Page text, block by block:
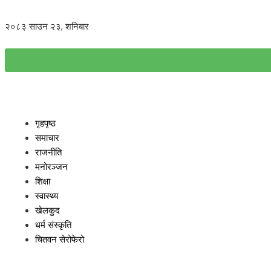
२०८३ साउन २३, शनिबार
गृहपृष्ठ
समाचार
राजनीति
मनोरञ्जन
शिक्षा
स्वास्थ्य
खेलकुद
धर्म संस्कृति
चितवन सेरोफेरो